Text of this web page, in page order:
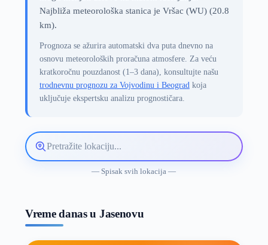
Najbliža meteorološka stanica je Vršac (WU) (20.8
km).
Prognoza se ažurira automatski dva puta dnevno na
osnovu meteoroloških proračuna atmosfere. Za veću
kratkoročnu pouzdanost (1–3 dana), konsultujte našu
trodnevnu prognozu za Vojvodinu i Beogradkoja
uključuje ekspertsku analizu prognostičara.
Pretražite
lokaciju
— Spisak svih lokacija —
Vreme danas u Jasenovu